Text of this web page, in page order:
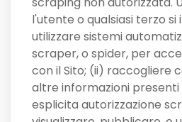
l'utente o qualsiasi terzo si
utilizzare sistemi
scraper, o spider, per
con il Sito; (ii) raccogliere
altre informazioni presenti
esplicita autorizzazione